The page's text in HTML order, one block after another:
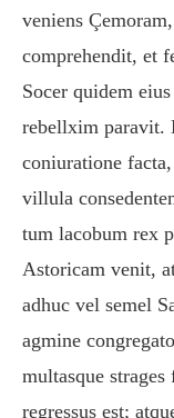
veniens
comprehendit, et
Socer quidem
rebellxim paravit.
coniuratione
villula
tum lacobum rex
Astoricam venit,
adhuc vel semel
agmine
multasque
regressus est;